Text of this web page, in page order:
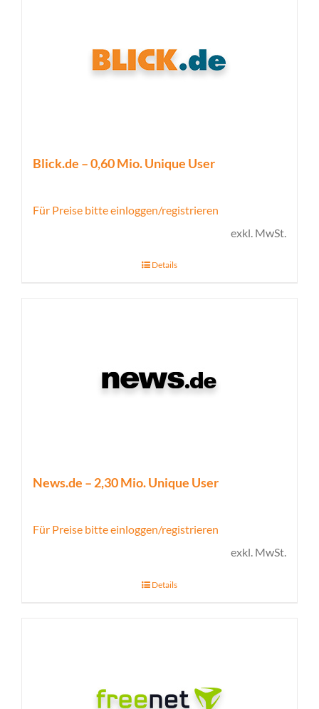
Blick.de – 0,60 Mio. Unique User
Für Preise bitte einloggen/registrieren
exkl. MwSt.
Details
News.de – 2,30 Mio. Unique User
Für Preise bitte einloggen/registrieren
exkl. MwSt.
Details